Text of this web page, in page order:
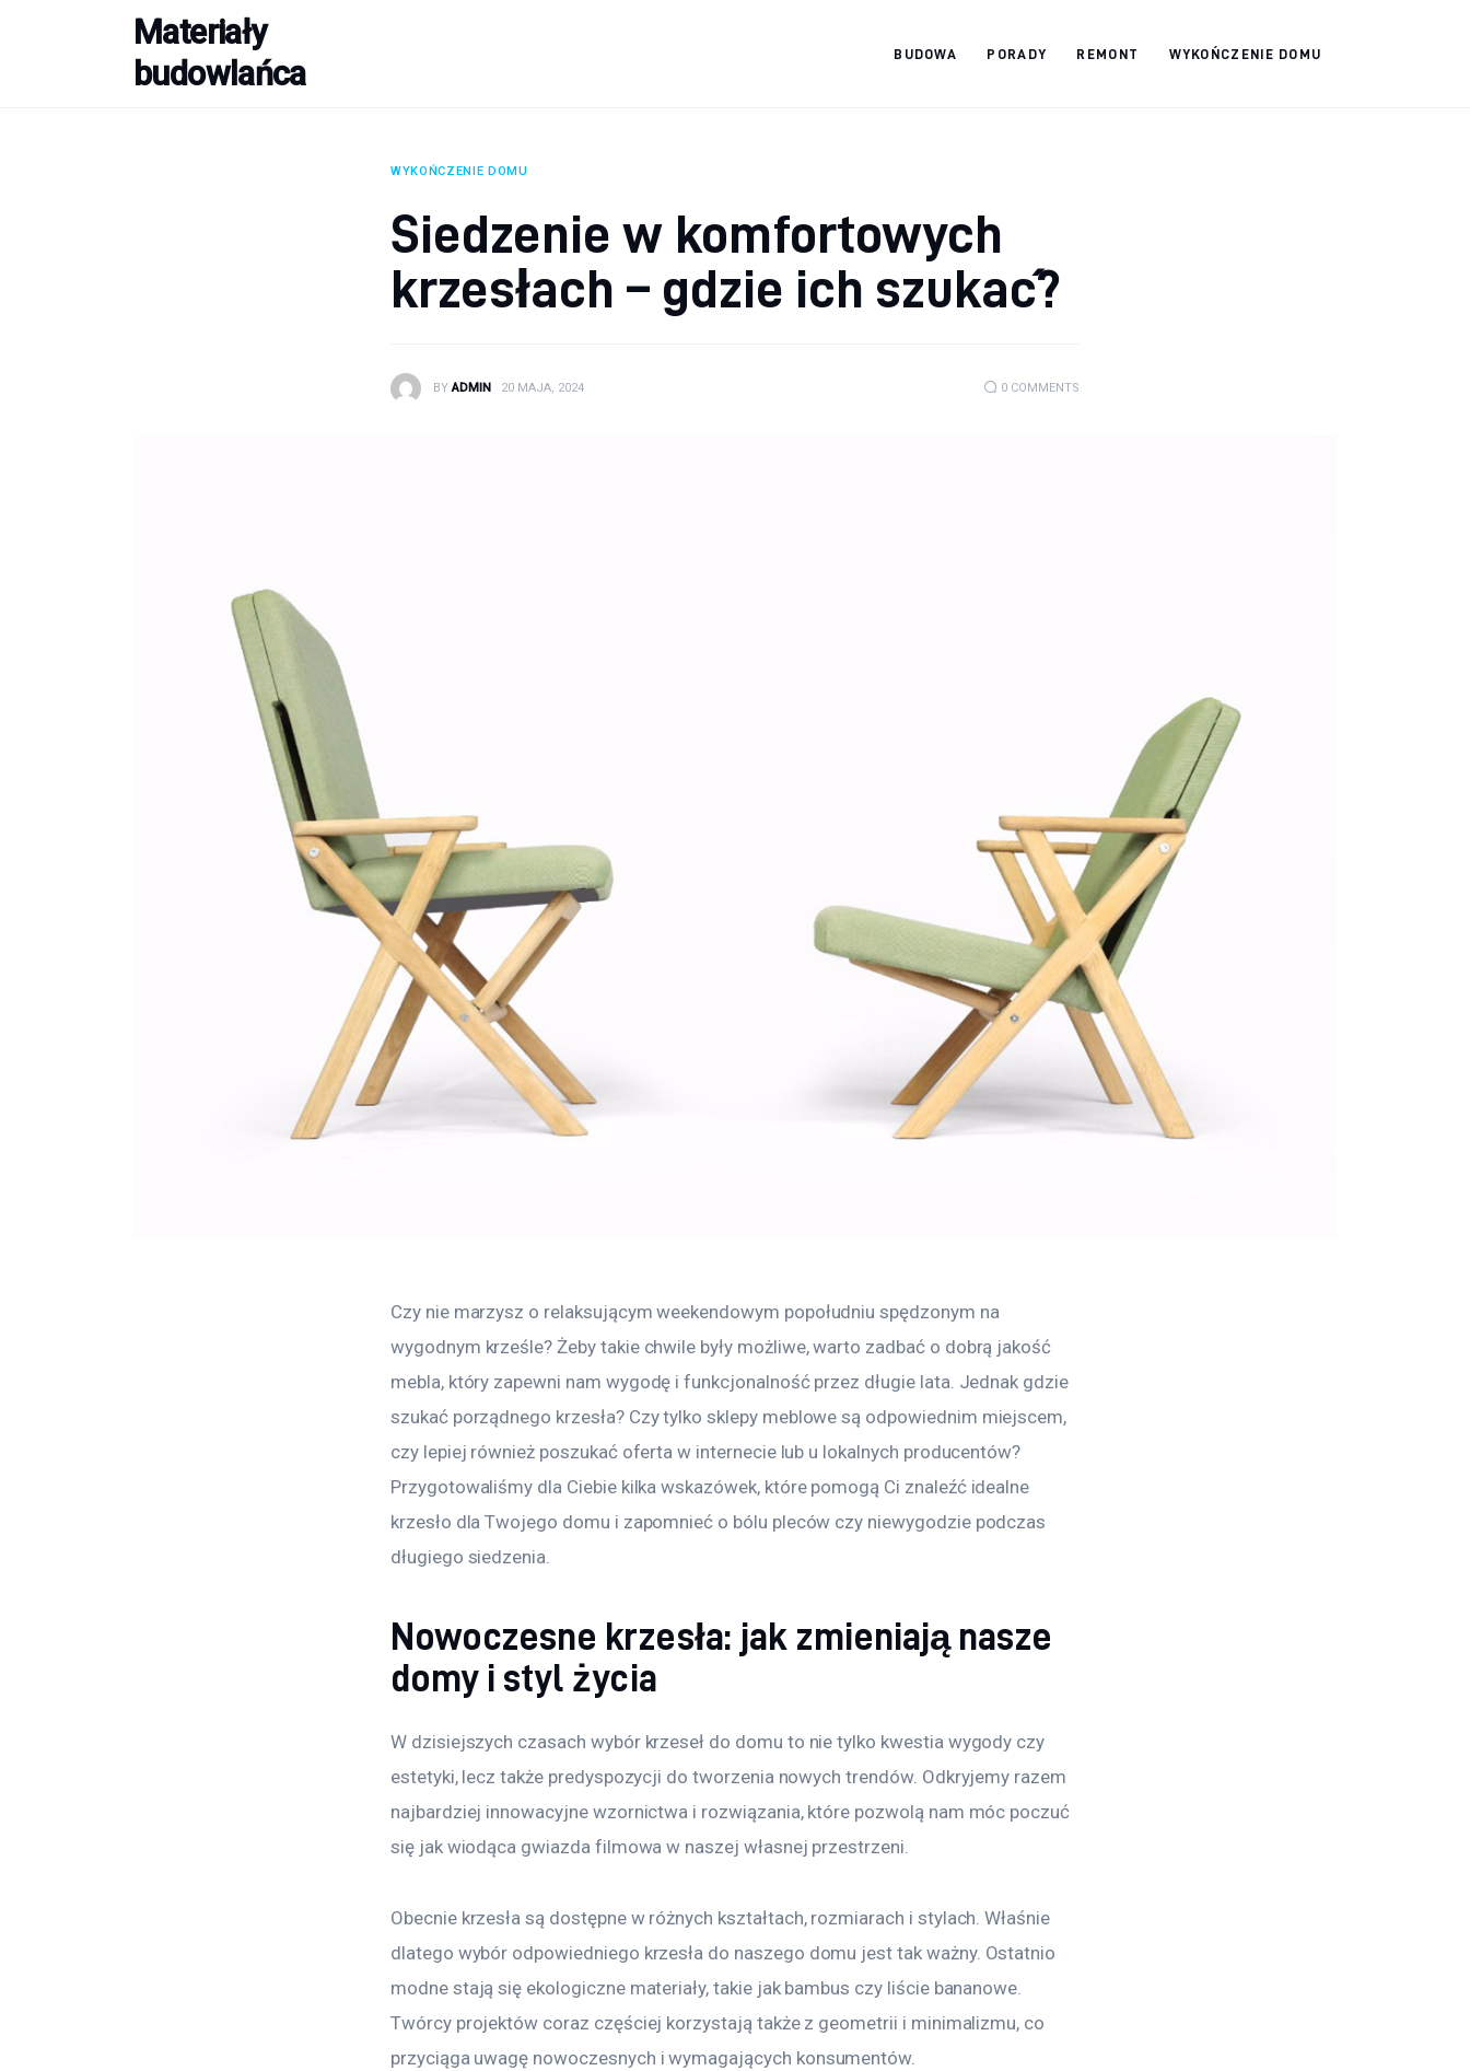
Materiały
budowlańca
BUDOWA PORADY REMONT WYKOŃCZENIE DOMU
WYKOŃCZENIE DOMU
Siedzenie w komfortowych
krzesłach – gdzie ich szukać?
BY ADMIN 20 MAJA, 2024 0 COMMENTS
Czy nie marzysz o relaksującym weekendowym popołudniu spędzonym na
wygodnym krześle? Żeby takie chwile były możliwe, warto zadbać o dobrą jakość
mebla, który zapewni nam wygodę i funkcjonalność przez długie lata. Jednak gdzie
szukać porządnego krzesła? Czy tylko sklepy meblowe są odpowiednim miejscem,
czy lepiej również poszukać oferta w internecie lub u lokalnych producentów?
Przygotowaliśmy dla Ciebie kilka wskazówek, które pomogą Ci znaleźć idealne
krzesło dla Twojego domu i zapomnieć o bólu pleców czy niewygodzie podczas
długiego siedzenia.
Nowoczesne krzesła: jak zmieniają nasze
domy i styl życia
W dzisiejszych czasach wybór krzeseł do domu to nie tylko kwestia wygody czy
estetyki, lecz także predyspozycji do tworzenia nowych trendów. Odkryjemy razem
najbardziej innowacyjne wzornictwa i rozwiązania, które pozwolą nam móc poczuć
się jak wiodąca gwiazda filmowa w naszej własnej przestrzeni.
Obecnie krzesła są dostępne w różnych kształtach, rozmiarach i stylach. Właśnie
dlatego wybór odpowiedniego krzesła do naszego domu jest tak ważny. Ostatnio
modne stają się ekologiczne materiały, takie jak bambus czy liście bananowe.
Twórcy projektów coraz częściej korzystają także z geometrii i minimalizmu, co
przyciąga uwagę nowoczesnych i wymagających konsumentów.